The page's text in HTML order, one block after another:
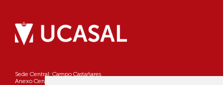
Sede Central: Campo Castañares
Anexo Centro: Pellegrini 790